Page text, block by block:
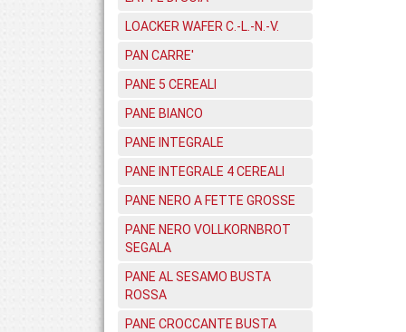
LOACKER WAFER C.-L.-N.-V.
PAN CARRE'
PANE 5 CEREALI
PANE BIANCO
PANE INTEGRALE
PANE INTEGRALE 4 CEREALI
PANE NERO A FETTE GROSSE
PANE NERO VOLLKORNBROT
SEGALA
PANE AL SESAMO BUSTA
ROSSA
PANE CROCCANTE BUSTA